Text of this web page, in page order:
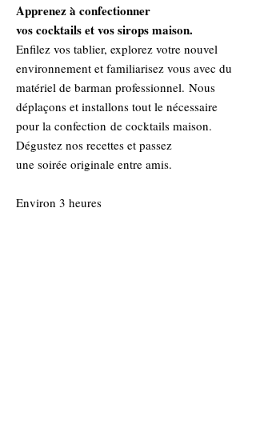
Apprenez à confectionner
vos cocktails et vos sirops maison.
Enfilez vos tablier, explorez votre nouvel
environnement et familiarisez vous avec du
matériel de barman professionnel. Nous
déplaçons et installons tout le nécessaire
pour la confection de cocktails maison.
Dégustez nos recettes et passez
une soirée originale entre amis.
Environ 3 heures